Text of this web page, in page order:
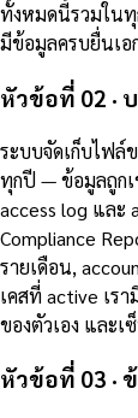
ทั้งหมดนี้รวมในทุ
มีข้อมูลครบยื่นเอ
หัวข้อที่ 02 ·
ระบบจัดเก็บไฟล์
ทุกปี — ข้อมูลถูกเ
access log และ
Compliance
รายเดือน,
เคสที่ active เร
ของตัวเอง และเ
หัวข้อที่ 03 ·